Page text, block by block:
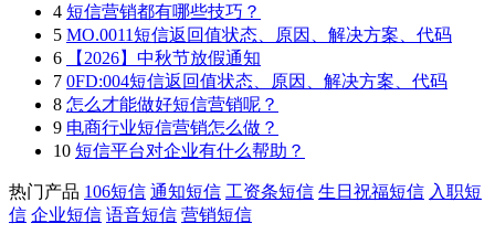
4 短信营销都有哪些技巧？
5 MO.0011短信返回值状态、原因、解决方案、代码
6
【2026】中秋节放假通知
7 0FD:004短信返回值状态、原因、解决方案、代码
8 怎么才能做好短信营销呢？
9 电商行业短信营销怎么做？
10 短信平台对企业有什么帮助？
热门产品 106短信 通知短信 工资条短信 生日祝福短信 入职短
信 企业短信 语音短信 营销短信